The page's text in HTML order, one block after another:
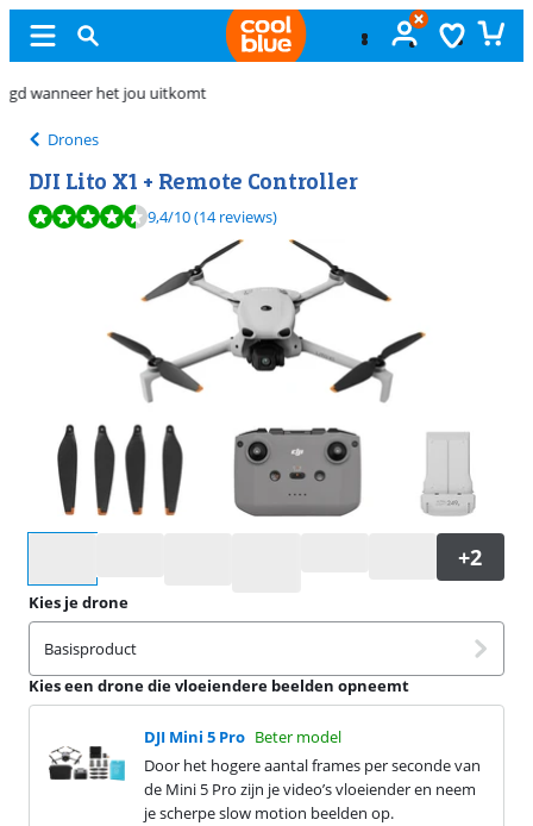
Drones
DJI Lito X1 + Remote Controller
Beoordeling is 9,4 van de 10, gebaseerd op 14 reviews.
9,4/10(14 reviews)
Kies je drone
Basisproduct
Kies een drone die vloeiendere beelden opneemt
DJI Mini 5 Pro Beter model
Door het hogere aantal frames per seconde van
de Mini 5 Pro zijn je video’s vloeiender en neem
je scherpe slow motion beelden op.